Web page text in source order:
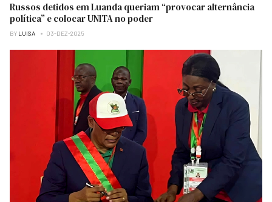
Russos detidos em Luanda queriam “provocar alternância
política” e colocar UNITA no poder
BY LUISA 03-DEZ-2025